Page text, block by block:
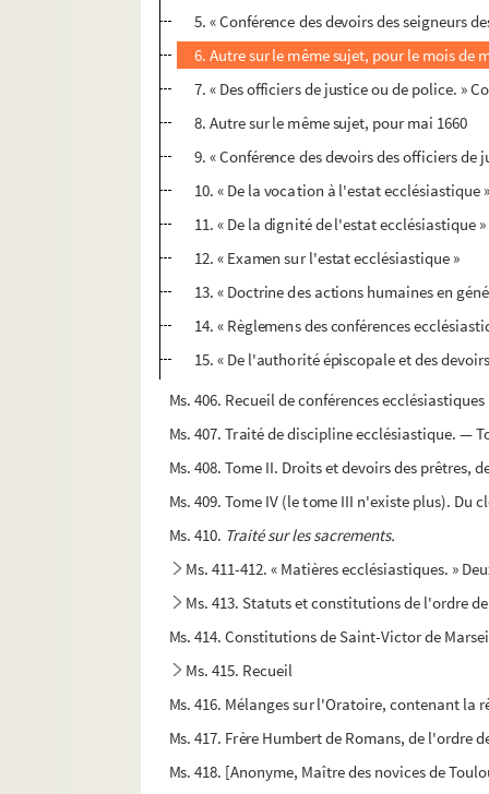
5. « Conférence des devoirs des seigneurs
6. Autre sur le même sujet, pour le mois de
7. « Des officiers de justice ou de police. »
8. Autre sur le même sujet, pour mai 1660
9. « Conférence des devoirs des officiers
10. « De la vocation à l'estat ecclésiastique
11. « De la dignité de l'estat ecclésiastique »
12. « Examen sur l'estat ecclésiastique »
13. « Doctrine des actions humaines en
14. « Règlemens des conférences
15. « De l'authorité épiscopale et des
Ms. 406. Recueil de conférences
Ms. 407. Traité de discipline ecclésiastique. —
Ms. 408. Tome II. Droits et devoirs des
Ms. 409. Tome IV (le tome III n'existe plus). Du
Ms. 410. Traité sur les sacrements.
Ms. 411-412. « Matières ecclésiastiques. »
Ms. 413. Statuts et constitutions de l'ordre
Ms. 414. Constitutions de Saint-Victor de
Ms. 415. Recueil
Ms. 416. Mélanges sur l'Oratoire, contenant
Ms. 417. Frère Humbert de Romans, de l'ordre
Ms. 418. [Anonyme, Maître des novices de